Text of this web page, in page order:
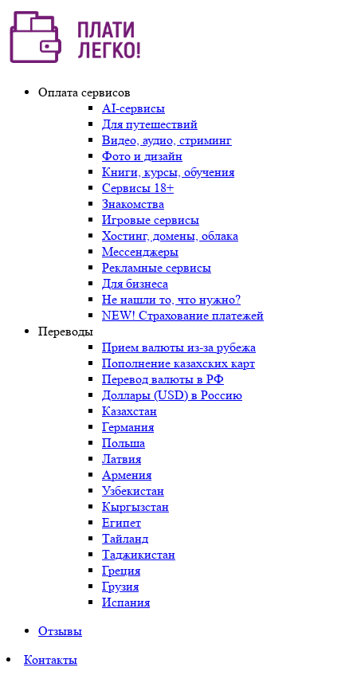
Оплата сервисов
AI-сервисы
Для путешествий
Видео, аудио, стриминг
Фото и дизайн
Книги, курсы, обучения
Сервисы 18+
Знакомства
Игровые сервисы
Хостинг, домены, облака
Мессенджеры
Рекламные сервисы
Для бизнеса
Не нашли то, что нужно?
NEW! Страхование платежей
Переводы
Прием валюты из-за рубежа
Пополнение казахских карт
Перевод валюты в РФ
Доллары (USD) в Россию
Казахстан
Германия
Польша
Латвия
Армения
Узбекистан
Кыргызстан
Египет
Тайланд
Таджикистан
Греция
Грузия
Испания
Отзывы
Контакты